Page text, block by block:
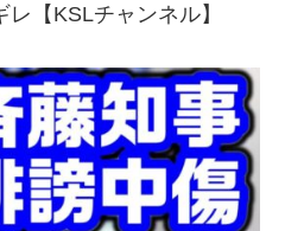
【KSLチャンネル】